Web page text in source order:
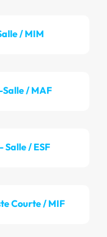
/ MIM
/ MAF
Salle / ESF
Courte / MIF